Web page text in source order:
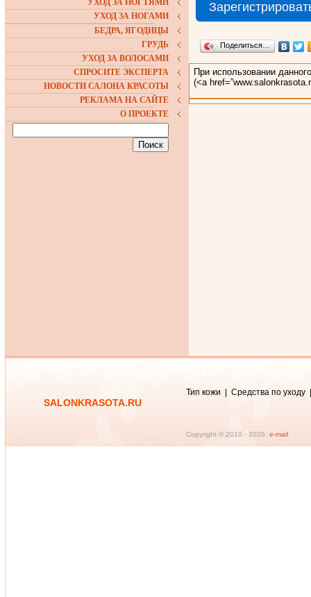
УХОД ЗА НОГТЯМИ
УХОД ЗА НОГАМИ
БЕДРА, ЯГОДИЦЫ
ГРУДЬ
УХОД ЗА ВОЛОСАМИ
СПРОСИТЕ ЭКСПЕРТА
НОВОСТИ САЛОНА КРАСОТЫ
РЕКЛАМА НА САЙТЕ
О ПРОЕКТЕ
Поделиться…
При использовании
(<a
SALONKRASOTA.RU
Тип кожи Средства по уходу
Copyright © 2010 - 2026. e-mail